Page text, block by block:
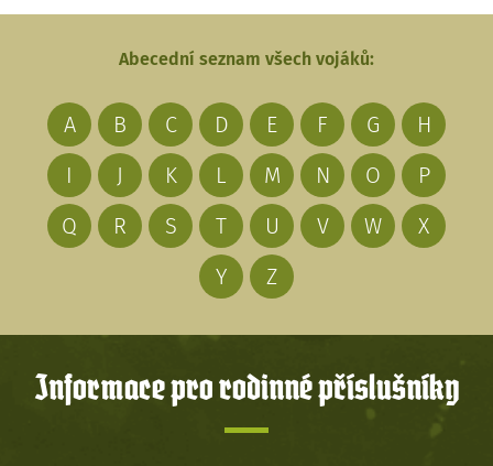
Abecední seznam všech vojáků:
A B C D E F G
H
I
J K L M N O
P
Q
R S T U V W
X
Y
Z
Informace pro rodinné příslušníky